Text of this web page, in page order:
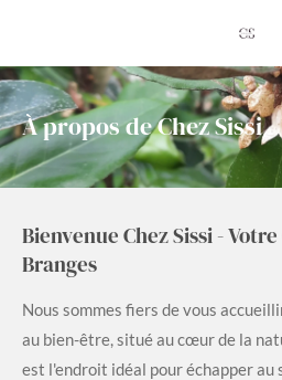
contenu
principal
À propos de Chez Sissi
Bienvenue Chez Sissi -
Branges
Nous sommes fiers de vous
au bien-être, situé au cœur de la
est l'endroit idéal pour échapper au